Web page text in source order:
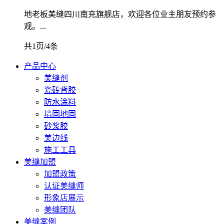
地老板美缝四川南充旗舰店，欢迎各位业主朋友预约参
观。...
共1页/4条
产品中心
美缝剂
瓷砖背胶
防水涂料
墙固地固
砂浆胶
美边线
施工工具
美缝加盟
加盟政策
认证美缝师
形象店展示
美缝团队
美缝案例